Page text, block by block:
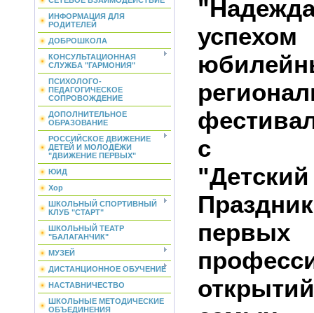
ИНФОРМАЦИЯ ДЛЯ
РОДИТЕЛЕЙ
ДОБРОШКОЛА
КОНСУЛЬТАЦИОННАЯ
СЛУЖБА "ГАРМОНИЯ"
ПСИХОЛОГО-
ПЕДАГОГИЧЕСКОЕ
СОПРОВОЖДЕНИЕ
ДОПОЛНИТЕЛЬНОЕ
ОБРАЗОВАНИЕ
РОССИЙСКОЕ ДВИЖЕНИЕ
ДЕТЕЙ И МОЛОДЁЖИ
"ДВИЖЕНИЕ ПЕРВЫХ"
ЮИД
Хор
ШКОЛЬНЫЙ СПОРТИВНЫЙ
КЛУБ "СТАРТ"
ШКОЛЬНЫЙ ТЕАТР
"БАЛАГАНЧИК"
МУЗЕЙ
ДИСТАНЦИОННОЕ ОБУЧЕНИЕ
НАСТАВНИЧЕСТВО
ШКОЛЬНЫЕ МЕТОДИЧЕСКИЕ
ОБЪЕДИНЕНИЯ
с
первых